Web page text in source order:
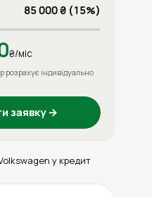
85 000 ₴ (15%)
₴/міс
розрахує індивідуально
заявку →
у кредит